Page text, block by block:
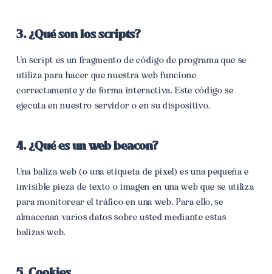
3. ¿Qué son los scripts?
Un script es un fragmento de código de programa que se
utiliza para hacer que nuestra web funcione
correctamente y de forma interactiva. Este código se
ejecuta en nuestro servidor o en su dispositivo.
4. ¿Qué es un web beacon?
Una baliza web (o una etiqueta de píxel) es una pequeña e
invisible pieza de texto o imagen en una web que se utiliza
para monitorear el tráfico en una web. Para ello, se
almacenan varios datos sobre usted mediante estas
balizas web.